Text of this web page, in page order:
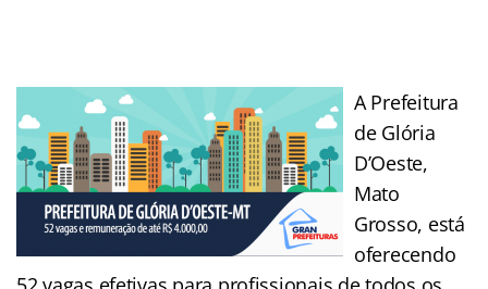
A Prefeitura
de Glória
D’Oeste,
Mato
Grosso, está
oferecendo